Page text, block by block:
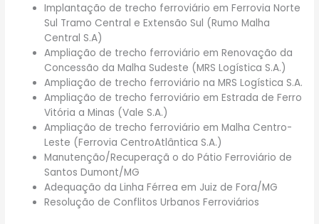
Implantação de trecho ferroviário em Ferrovia Norte
Sul Tramo Central e Extensão Sul (Rumo Malha
Central S.A)
Ampliação de trecho ferroviário em Renovação da
Concessão da Malha Sudeste (MRS Logística S.A.)
Ampliação de trecho ferroviário na MRS Logística S.A.
Ampliação de trecho ferroviário em Estrada de Ferro
Vitória a Minas (Vale S.A.)
Ampliação de trecho ferroviário em Malha Centro-
Leste (Ferrovia CentroAtlântica S.A.)
Manutenção/Recuperaçã o do Pátio Ferroviário de
Santos Dumont/MG
Adequação da Linha Férrea em Juiz de Fora/MG
Resolução de Conflitos Urbanos Ferroviários